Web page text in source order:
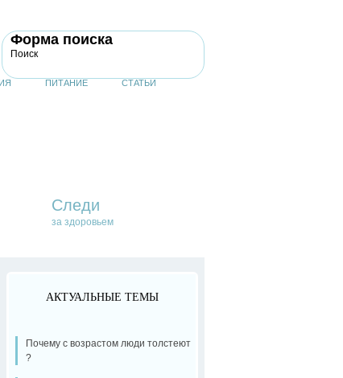
Форма поиска
Поиск
ПИТАНИЕ СТАТЬИ
Следи
за здоровьем
АКТУАЛЬНЫЕ ТЕМЫ
Почему с возрастом люди толстеют
?